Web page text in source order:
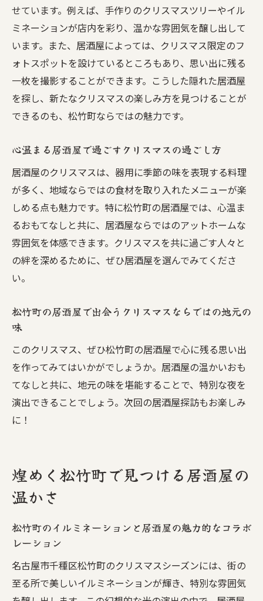
地元の人々が選ぶ松竹町の居酒屋の魅力
松竹町の居酒屋で味わう地元のクリスマス
料理
居酒屋で楽しむ松竹町のクリスマスの過ご
し方
クリスマスにぴったりな松竹町の居酒屋選
び
楽しみ
松竹町の居酒屋で発見するクリスマスのサ
プライズ
居酒屋で味わう松竹町のクリスマスの特別
な一皿
隠れ家的な松竹町の居酒屋でクリスマスを
を探る
ナイト
居酒屋でしか味わえない松竹町のクリスマ
ス
居酒屋で過ごす松竹町のクリスマスナイトの魅
居酒屋でのクリスマスナイトをさらに特別
にするアイデア
の魅力を探る
屋
居酒屋で味わう松竹町のクリスマスナイト
せています。例えば、手作りのクリスマスツリーやイル
ミネーションが店内を彩り、温かな雰囲気を醸し出して
います。また、居酒屋によっては、クリスマス限定のフ
ォトスポットを設けているところもあり、思い出に残る
一枚を撮影することができます。こうした隠れた居酒屋
を探し、新たなクリスマスの楽しみ方を見つけることが
できるのも、松竹町ならではの魅力です。
心温まる居酒屋で過ごすクリスマスの過ごし方
居酒屋のクリスマスは、器用に季節の味を表現する料理
が多く、地域ならではの食材を取り入れたメニューが楽
しめる点も魅力です。特に松竹町の居酒屋では、心温ま
るおもてなしと共に、居酒屋ならではのアットホームな
雰囲気を体感できます。クリスマスを共に過ごす人々と
の絆を深めるために、ぜひ居酒屋を選んでみてくださ
い。
松竹町の居酒屋で出会うクリスマスならではの地元の
味
このクリスマス、ぜひ松竹町の居酒屋で心に残る思い出
を作ってみてはいかがでしょうか。居酒屋の温かいおも
てなしと共に、地元の味を堪能することで、特別な夜を
演出できることでしょう。次回の居酒屋探訪もお楽しみ
に！
煌めく松竹町で見つける居酒屋の
温かさ
松竹町のイルミネーションと居酒屋の魅力的なコラボ
レーション
名古屋市千種区松竹町のクリスマスシーズンには、街の
至る所で美しいイルミネーションが輝き、特別な雰囲気